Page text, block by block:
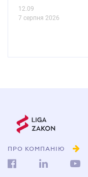
12.09
7 серпня 2026
ПРО КОМПАНІЮ